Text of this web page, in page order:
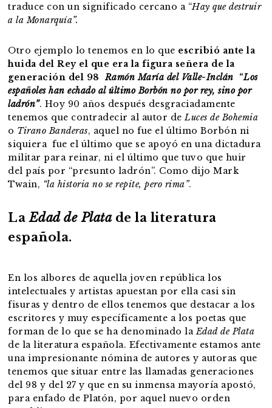
traduce con un significado cercano a “Hay que destruir
a la Monarquía”.
Otro ejemplo lo tenemos en lo que escribió ante la
huida del Rey el que era la figura señera de la
generación del 98
Ramón María del Valle-Inclán “Los
españoles han echado al último Borbón no por rey, sino por
ladrón”. Hoy 90 años después desgraciadamente
tenemos que contradecir al autor deLuces de Bohemia
o Tirano Banderas, aquel no fue el último Borbón ni
siquiera fue el último que se apoyó en una dictadura
militar para reinar, ni el último que tuvo que huir
del país por “presunto ladrón”. Como dijo Mark
Twain, “la historia no se repite, pero rima”.
LaEdad de Plata de la literatura
española.
En los albores de aquella joven república los
intelectuales y artistas apuestan por ella casi sin
fisuras y dentro de ellos tenemos que destacar a los
escritores y muy específicamente a los poetas que
forman de lo que se ha denominado laEdad de Plata
de la literatura española. Efectivamente estamos ante
una impresionante nómina de autores y autoras que
tenemos que situar entre las llamadas generaciones
del 98 y del 27 y que en su inmensa mayoría apostó,
para enfado de Platón, por aquel nuevo orden